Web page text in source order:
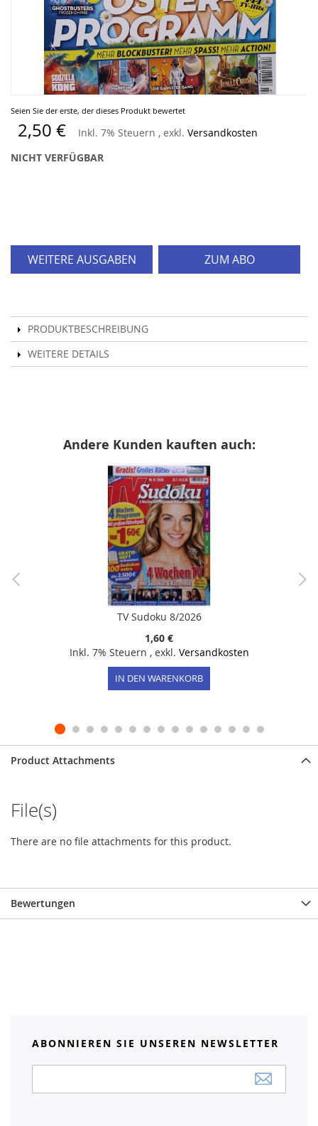
Seien Sie der erste, der dieses Produkt bewertet
2,50 € Inkl. 7% Steuern , exkl. Versandkosten
NICHT VERFÜGBAR
WEITERE AUSGABEN ZUM ABO
PRODUKTBESCHREIBUNG
WEITERE DETAILS
Zum
Anfang
der
Bildergalerie
springen
Andere Kunden kauften auch:
TV Sudoku 8/2026
1,60 €
Inkl. 7% Steuern , exkl. Versandkosten
IN DEN WARENKORB
Product Attachments
File(s)
There are no file attachments for this product.
Bewertungen
ABONNIEREN SIE UNSEREN NEWSLETTER
Newsletter: